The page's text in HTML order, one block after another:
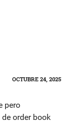
OCTUBRE 24, 2025
pero
order book